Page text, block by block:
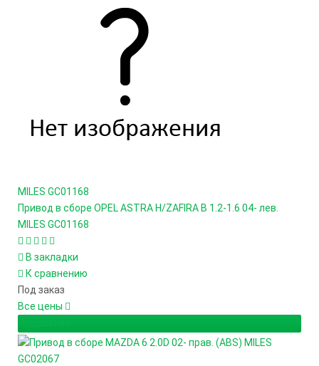
MILES GC01168
Привод в сборе OPEL ASTRA H/ZAFIRA B 1.2-1.6 04- лев.
MILES GC01168
В закладки
К сравнению
Под заказ
Все цены